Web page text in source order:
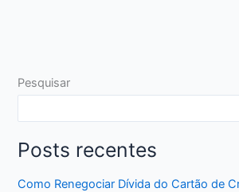
Pesquisar
Posts recentes
Como Renegociar Dívida do Cartão de